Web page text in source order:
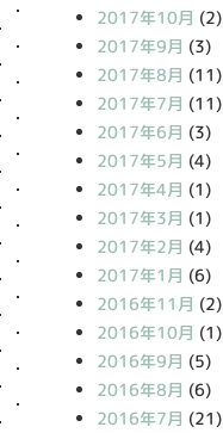
2017年10月 (2)
2017年9月 (3)
2017年8月 (11)
2017年7月 (11)
2017年6月 (3)
2017年5月 (4)
2017年4月 (1)
2017年3月 (1)
2017年2月 (4)
2017年1月 (6)
2016年11月 (2)
2016年10月 (1)
2016年9月 (5)
2016年8月 (6)
2016年7月 (21)